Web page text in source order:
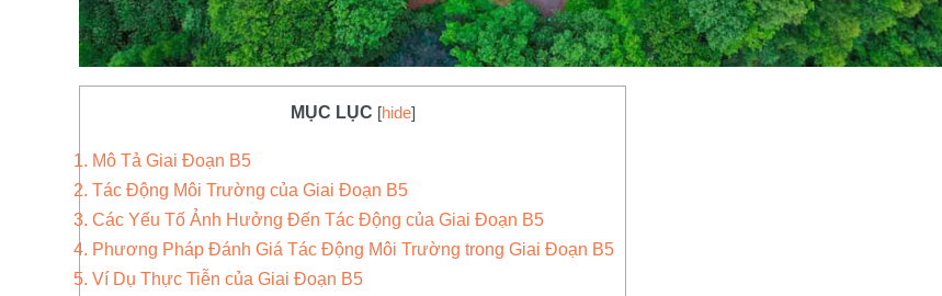
MỤC LỤC [hide]
1. Mô Tả Giai Đoạn B5
2. Tác Động Môi Trường của Giai Đoạn B5
3. Các Yếu Tố Ảnh Hưởng Đến Tác Động của Giai Đoạn B5
4. Phương Pháp Đánh Giá Tác Động Môi Trường trong Giai Đoạn B5
5. Ví Dụ Thực Tiễn của Giai Đoạn B5